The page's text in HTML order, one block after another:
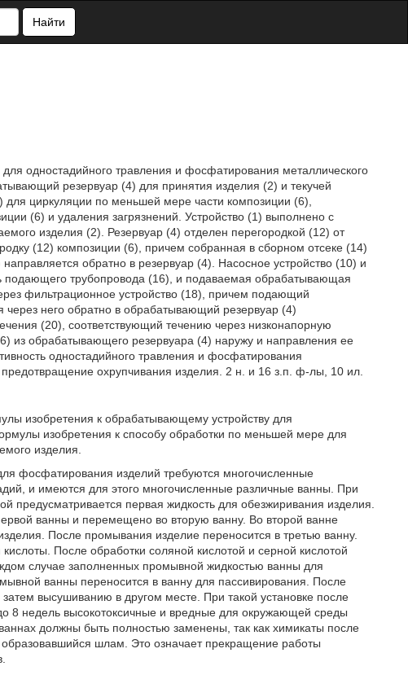
Найти
одностадийного травления и фосфатирования металлического
резервуар (4) для принятия изделия (2) и текучей
циркуляции по меньшей мере части композиции (6),
(6) и удаления загрязнений. Устройство (1) выполнено с
изделия (2). Резервуар (4) отделен перегородкой (12) от
(12) композиции (6), причем собранная в сборном отсеке (14)
обратно в резервуар (4). Насосное устройство (10) и
подающего трубопровода (16), и подаваемая обрабатывающая
фильтрационное устройство (18), причем подающий
него обратно в обрабатывающий резервуар (4)
(20), соответствующий течению через низконапорную
из обрабатывающего резервуара (4) наружу и направления ее
одностадийного травления и фосфатирования
охрупчивания изделия. 2 н. и 16 з.п. ф-лы, 10 ил.
изобретения к обрабатывающему устройству для
изобретения к способу обработки по меньшей мере для
изделия.
фосфатирования изделий требуются многочисленные
и имеются для этого многочисленные различные ванны. При
предусматривается первая жидкость для обезжиривания изделия.
ванны и перемещено во вторую ванну. Во второй ванне
После промывания изделие переносится в третью ванну.
После обработки соляной кислотой и серной кислотой
случае заполненных промывной жидкостью ванны для
ванны переносится в ванну для пассивирования. После
высушиванию в другом месте. При такой установке после
8 недель высокотоксичные и вредные для окружающей среды
должны быть полностью заменены, так как химикаты после
шлам. Это означает прекращение работы